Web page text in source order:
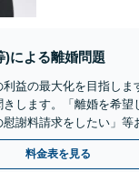
)による離婚問題
利益の最大化を目指しま
します。「離婚を希望
謝料請求をしたい」等
】
料金表を見る